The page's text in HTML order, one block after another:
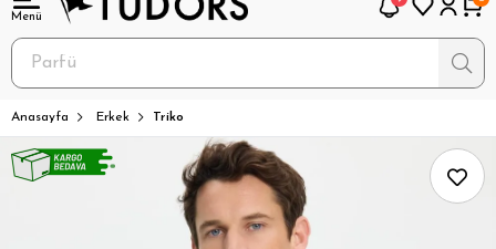
Anasayfa Erkek Triko